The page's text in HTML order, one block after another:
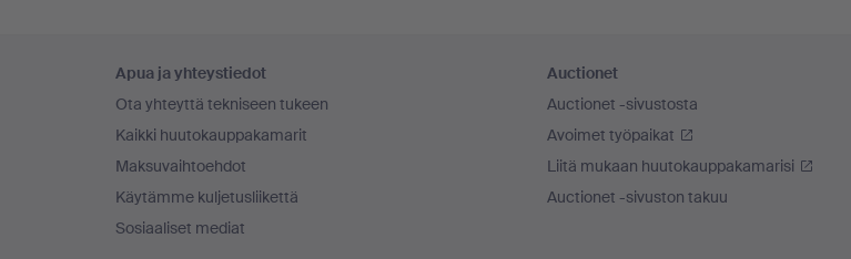
Apua ja yhteystiedot
Ota yhteyttä tekniseen tukeen
Kaikki huutokauppakamarit
Maksuvaihtoehdot
Käytämme kuljetusliikettä
Sosiaaliset mediat
Auctionet
Auctionet -sivustosta
Avoimet työpaikat
Liitä mukaan huutokauppakamarisi
Auctionet -sivuston takuu